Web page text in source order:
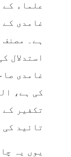
علماء
غامدی کے
ہے۔
استدلال
غامدی
کی ہے،
تکفیر
تائید کی
یوں یہ